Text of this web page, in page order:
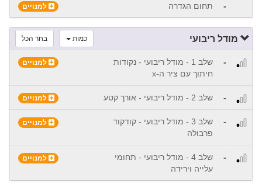
- תחום הגדרה למנויים
בחר הכל כמות מודל ריבועי
-
שלב 1 - מודל ריבועי - נקודות
חיתוך עם ציר ה-x
למנויים
- שלב 2 - מודל ריבועי - אורך קטע למנויים
-
שלב 3 - מודל ריבועי - קודקוד
פרבולה
למנויים
-
שלב 4 - מודל ריבועי - תחומי
עלייה וירידה
למנויים